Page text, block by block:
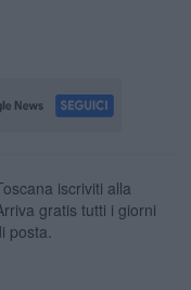
iscriviti alla
gratis tutti i giorni
posta.